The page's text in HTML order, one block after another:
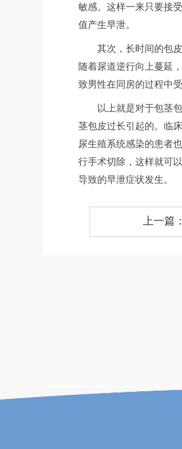
敏感。这样一来只要接
值产生早泄。
其次，长时间的包
随着尿道逆行向上蔓延
致男性在同房的过程中
以上就是对于包茎
茎包皮过长引起的。临
尿生殖系统感染的患者
行手术切除，这样就可
导致的早泄症状发生。
上一篇：